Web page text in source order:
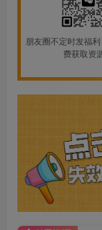
朋友圈不定时发福
费获取资